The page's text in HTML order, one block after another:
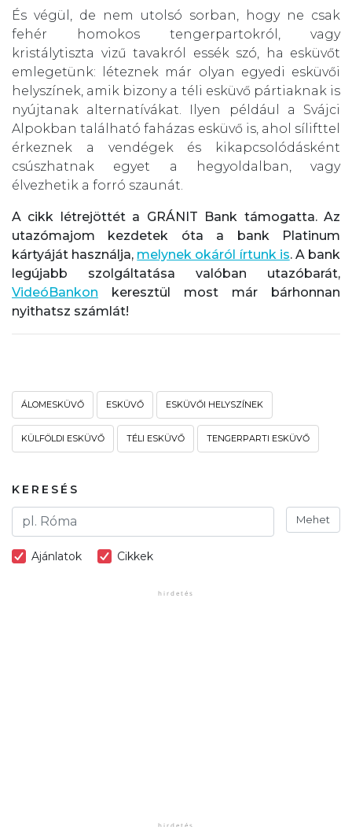
És végül, de nem utolsó sorban, hogy ne csak
fehér homokos tengerpartokról, vagy
kristálytiszta vizű tavakról essék szó, ha esküvőt
emlegetünk: léteznek már olyan egyedi esküvői
helyszínek, amik bizony a téli esküvő pártiaknak is
nyújtanak alternatívákat. Ilyen például a Svájci
Alpokban található faházas esküvő is, ahol sílifttel
érkeznek a vendégek és kikapcsolódásként
csúszhatnak egyet a hegyoldalban, vagy
élvezhetik a forró szaunát.
A cikk létrejöttét a GRÁNIT Bank támogatta. Az
utazómajom kezdetek óta a bank Platinum
kártyáját használja, melynek okáról írtunk is. A bank
legújabb szolgáltatása valóban utazóbarát,
VideóBankon keresztül most már bárhonnan
nyithatsz számlát!
ÁLOMESKÜVŐ ESKÜVŐ ESKÜVŐI HELYSZÍNEK
KÜLFÖLDI ESKÜVŐ TÉLI ESKÜVŐ TENGERPARTI ESKÜVŐ
KERESÉS
Mehet
Ajánlatok Cikkek